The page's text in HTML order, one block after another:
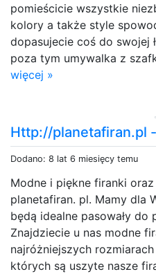
pomieścicie wszystkie
kolory a także style
dopasujecie coś do swojej
poza tym umywalka z
więcej »
Http://planetafiran.pl
Dodano: 8 lat 6 miesięcy temu
Modne i piękne firanki
planetafiran. pl. Mamy dla
będą idealne pasowały do
Znajdziecie u nas modne
najróżniejszych
których są uszyte nasze